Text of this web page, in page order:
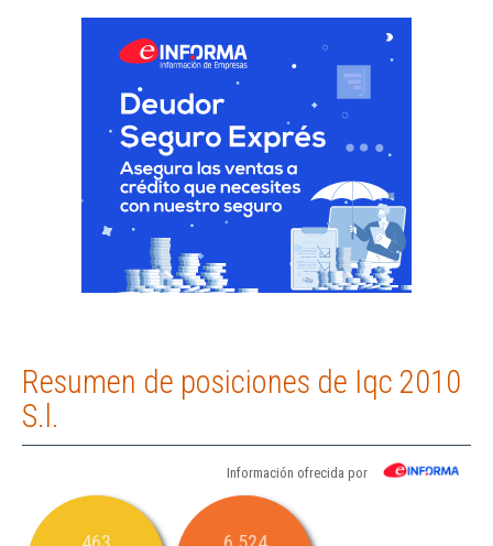
Resumen de posiciones de Iqc 2010
S.l.
Información ofrecida por